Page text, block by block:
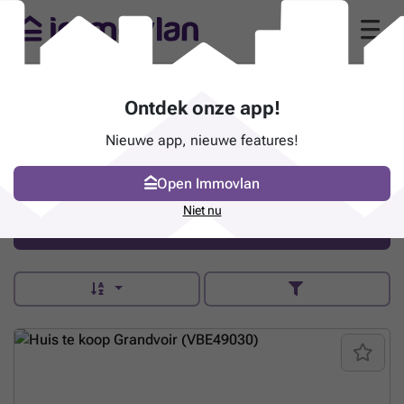
(6840 Neufchâteau)
Avenue de la Gare 171 - 6840
Neufchâteau
era.be/fr/era-b-lux
Ontdek onze app!
Nieuwe app, nieuwe features!
Open Immovlan
Niet nu